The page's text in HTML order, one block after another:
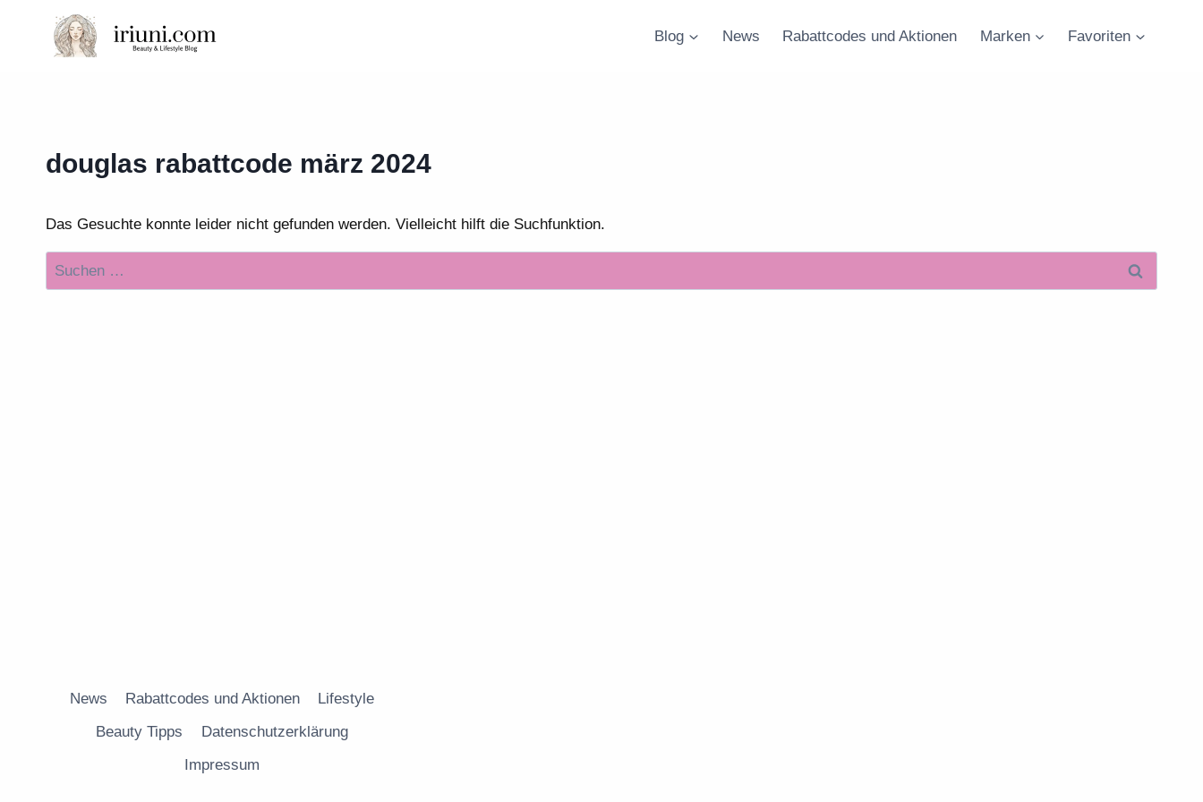
springen
Blog News Rabattcodes und Aktionen Marken Favoriten
douglas rabattcode märz 2024
Das Gesuchte konnte leider nicht gefunden werden. Vielleicht hilft die Suchfunktion.
Suchen
nach:
News Rabattcodes und Aktionen
Lifestyle
Beauty Tipps
Datenschutzerklärung
Impressum